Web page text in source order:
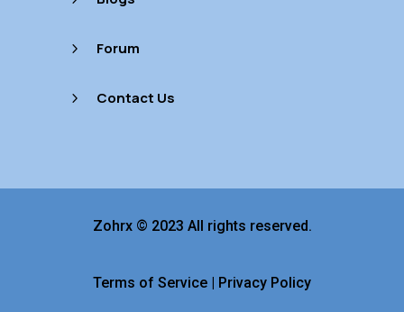
5 Forum
5 Contact Us
Zohrx © 2023 All rights reserved.
Terms of Service | Privacy Policy